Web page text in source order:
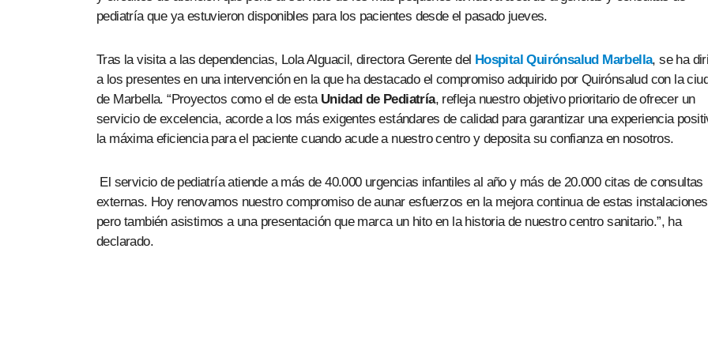
pediatría que ya estuvieron disponibles para los pacientes desde el pasado jueves.
Tras la visita a las dependencias, Lola Alguacil, directora Gerente del Hospital Quirónsalud Marbella, se ha
a los presentes en una intervención en la que ha destacado el compromiso adquirido por Quirónsalud con la
de Marbella. “Proyectos como el de esta Unidad de Pediatría, refleja nuestro objetivo prioritario de ofrecer un
servicio de excelencia, acorde a los más exigentes estándares de calidad para garantizar una experiencia
la máxima eficiencia para el paciente cuando acude a nuestro centro y deposita su confianza en nosotros.
El servicio de pediatría atiende a más de 40.000 urgencias infantiles al año y más de 20.000 citas de consultas
externas. Hoy renovamos nuestro compromiso de aunar esfuerzos en la mejora continua de estas instalaciones
pero también asistimos a una presentación que marca un hito en la historia de nuestro centro sanitario.”, ha
declarado.